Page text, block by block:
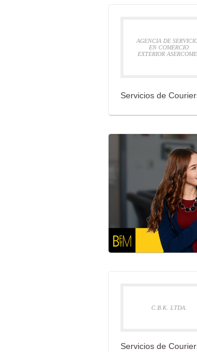
AGENCIA DE
EN COMERCIO
EXTERIOR
Servicios de
C.B.K. LTDA.
Servicios de